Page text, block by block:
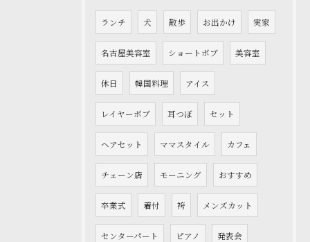
ランチ 犬 散歩 お出かけ 実家
名古屋美容室 ショートボブ 美容室
休日 韓国料理 アイス
レイヤーボブ 耳つぼ セット
ヘアセット ママスタイル カフェ
チェーン店 モーニング おすすめ
卒業式 着付 袴 メンズカット
センターパート ピアノ 発表会